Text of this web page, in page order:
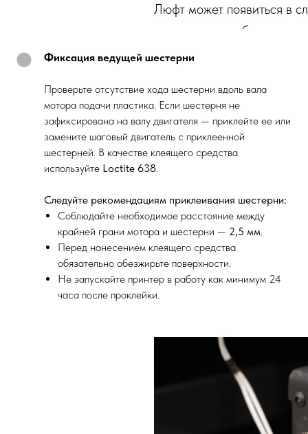
Люфт может появиться в
привести к ошибкам
Фиксация ведущей шестерни
Проверьте отсутствие хода шестерни вдоль вала
мотора подачи пластика. Если шестерня не
зафиксирована на валу двигателя — приклейте ее или
замените шаговый двигатель с приклеенной
шестерней. В качестве клеящего средства
используйте Loctite 638.
Следуйте рекомендациям приклеивания шестерни:
Соблюдайте необходимое расстояние между
крайней грани мотора и шестерни — 2,5 мм.
Перед нанесением клеящего средства
обязательно обезжирьте поверхности.
Не запускайте принтер в работу как минимум 24
часа после проклейки.